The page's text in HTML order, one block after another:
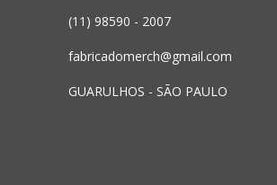
(11) 98590 - 2007
fabricadomerch@gmail.com
GUARULHOS - SÃO PAULO